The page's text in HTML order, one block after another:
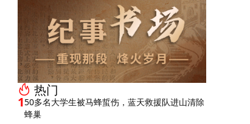
热门
150多名大学生被马蜂蜇伤，蓝天救援队进山清除
蜂巢